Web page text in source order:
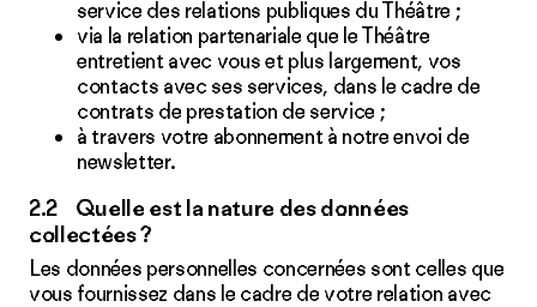
service des relations publiques du Théâtre ;
via la relation partenariale que le Théâtre
entretient avec vous et plus largement, vos
contacts avec ses services, dans le cadre de
contrats de prestation de service ;
à travers votre abonnement à notre envoi de
newsletter.
2.2 Quelle est la nature des données
collectées ?
Les données personnelles concernées sont celles que
vous fournissez dans le cadre de votre relation avec